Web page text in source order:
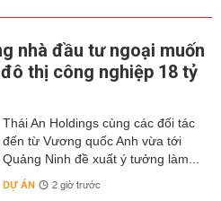
nhà đầu tư ngoại muốn
thị công nghiệp 18 tỷ
Thái An Holdings cùng các đối tác
đến từ Vương quốc Anh vừa tới
Quảng Ninh đề xuất ý tưởng làm...
DỰ ÁN 2 giờ trước